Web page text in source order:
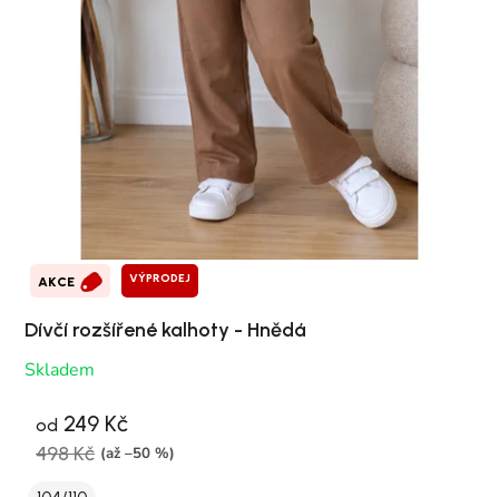
AKCE VÝPRODEJ
Dívčí rozšířené kalhoty - Hnědá
Skladem
od 249 Kč
498 Kč (až –50 %)